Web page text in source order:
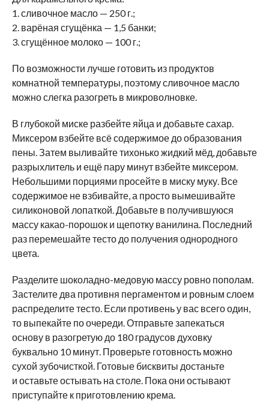
1. сливочное масло — 250 г.;
2. варёная сгущёнка — 1,5 банки;
3. сгущённое молоко — 100 г.;
По возможности лучше готовить из продуктов
комнатной температуры, поэтому сливочное масло
можно слегка разогреть в микроволновке.
В глубокой миске разбейте яйца и добавьте сахар.
Миксером взбейте всё содержимое до образования
пены. Затем выливайте тихонько жидкий мёд, добавьте
разрыхлитель и ещё пару минут взбейте миксером.
Небольшими порциями просейте в миску муку. Все
содержимое не взбивайте, а просто вымешивайте
силиконовой лопаткой. Добавьте в получившуюся
массу какао-порошок и щепотку ванилина. Последний
раз перемешайте тесто до получения однородного
цвета.
Разделите шоколадно-медовую массу ровно пополам.
Застелите два противня пергаментом и ровным слоем
распределите тесто. Если противень у вас всего один,
то выпекайте по очереди. Отправьте запекаться
основу в разогретую до 180 градусов духовку
буквально 10 минут. Проверьте готовность можно
сухой зубочисткой. Готовые бисквиты достаньте
и оставьте остывать на столе. Пока они остывают
приступайте к приготовлению крема.